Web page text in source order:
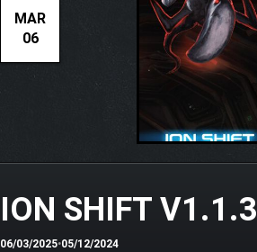
MAR
06
ION SHIFT
06/03/2025•05/12/2024